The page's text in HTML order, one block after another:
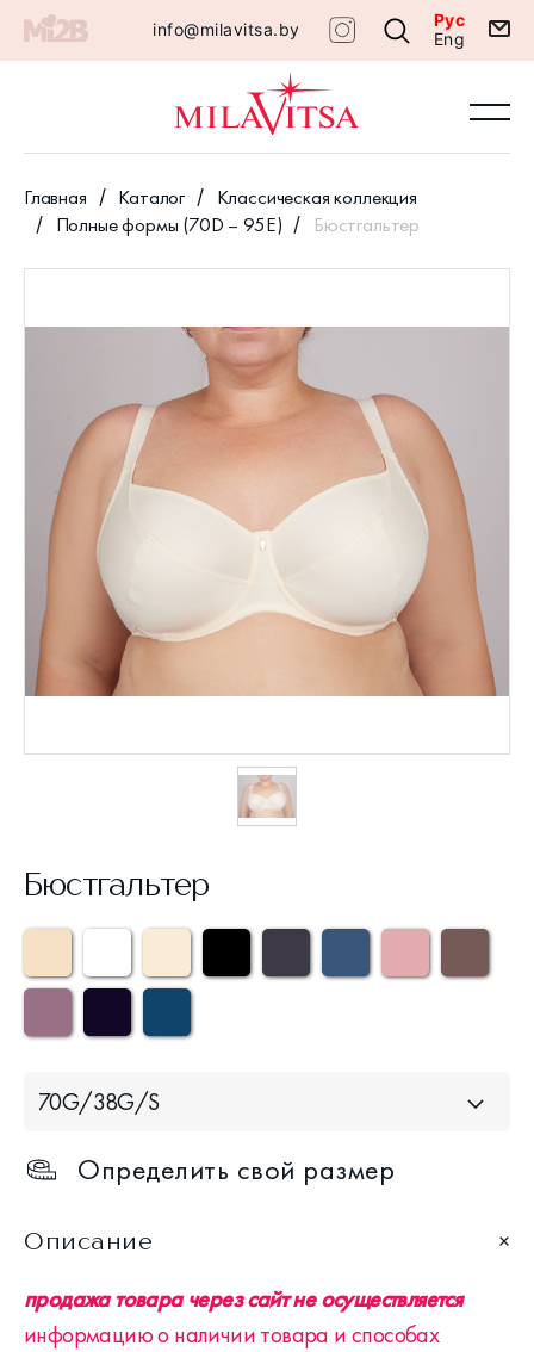
info@milavitsa.by
Рус
Eng
Главная Каталог
Классическая коллекция
Полные формы (70D – 95E)
Бюстгальтер
Бюстгальтер
70G/38G/S
Определить свой размер
Описание
продажа товара через сайт не осуществляется
информацию о наличии товара и способах